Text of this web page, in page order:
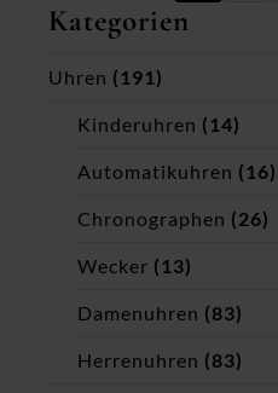
Kategorien
Uhren (191)
Kinderuhren (14)
Automatikuhren (16)
Chronographen (26)
Wecker (13)
Damenuhren (83)
Herrenuhren (83)